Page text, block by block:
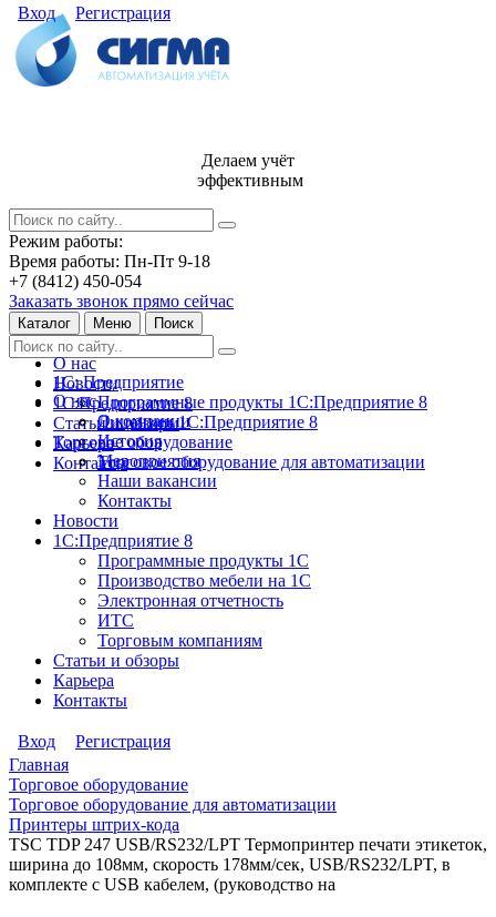
Вход Регистрация
Делаем учёт
эффективным
Режим работы:
Время работы: Пн-Пт 9-18
+7 (8412) 450-054
Заказать звонок прямо сейчас
Каталог Меню Поиск
О нас
Новости
1С:Предприятие 8
Статьи и обзоры
Карьера
Контакты
1С: Предприятие
Программные продукты 1С:Предприятие 8
Лицензии 1С:Предприятие 8
Торговое оборудование
Торговое оборудование для автоматизации
О нас
О компании
История
Мероприятия
Наши вакансии
Контакты
Новости
1С:Предприятие 8
Программные продукты 1С
Производство мебели на 1С
Электронная отчетность
ИТС
Торговым компаниям
Статьи и обзоры
Карьера
Контакты
Вход
Регистрация
Главная
Торговое оборудование
Торговое оборудование для автоматизации
Принтеры штрих-кода
TSC TDP 247 USB/RS232/LPT Термопринтер печати этикеток,
ширина до 108мм, скорость 178мм/сек, USB/RS232/LPT, в
комплекте с USB кабелем, (руководство на